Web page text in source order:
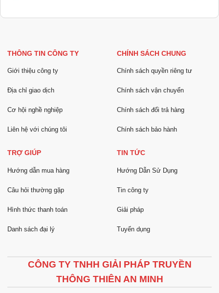
THÔNG TIN CÔNG TY
Giới thiệu công ty
Địa chỉ giao dịch
Cơ hội nghề nghiệp
Liên hệ với chúng tôi
CHÍNH SÁCH CHUNG
Chính sách quyền riêng tư
Chính sách vận chuyển
Chính sách đổi trả hàng
Chính sách bảo hành
TRỢ GIÚP
Hướng dẫn mua hàng
Câu hỏi thường gặp
Hình thức thanh toán
Danh sách đại lý
TIN TỨC
Hướng Dẫn Sử Dụng
Tin công ty
Giải pháp
Tuyển dụng
CÔNG TY TNHH GIẢI PHÁP TRUYỀN
THÔNG THIÊN AN MINH